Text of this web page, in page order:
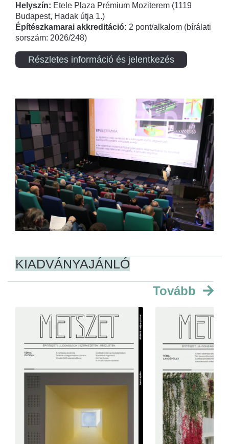
Helyszín: Etele Plaza Prémium Moziterem (1119
Budapest, Hadak útja 1.)
Építészkamarai akkreditáció: 2 pont/alkalom (bírálati
sorszám: 2026/248)
Részletes információ és jelentkezés
KIADVÁNYAJÁNLÓ
Tovább